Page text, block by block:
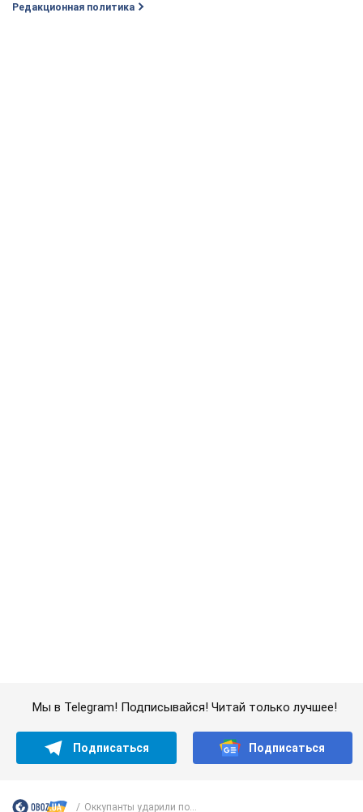
Редакционная политика
Мы в Telegram! Подписывайся! Читай только лучшее!
Подписаться Подписаться
Оккупанты ударили по...